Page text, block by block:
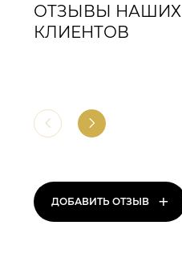
ОТЗЫВЫ НАШИХ
КЛИЕНТОВ
ДОБАВИТЬ ОТЗЫВ +